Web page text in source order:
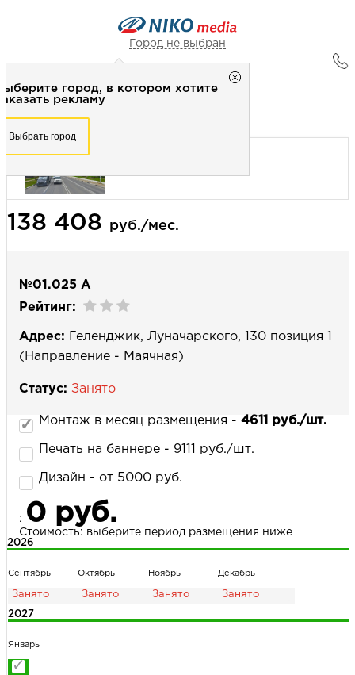
Город не выбран
город, в котором хотите
рекламу
Выбрать город
Город не выбран
Рекламное агентство НИКО-медиа
+7 (3462) 550-877
Выберите свой город
НАПИСАТЬ НАМ
Наружная реклама
Билборд 3х6 (сторона А) - Статика
138 408 руб./мес.
№01.025 А
Рейтинг:
Адрес: Геленджик, Луначарского, 130 позиция 1
(Направление - Маячная)
Статус: Занято
Монтаж в месяц размещения - 4611 руб./шт.
Печать на баннере - 9111 руб./шт.
Дизайн - от 5000 руб.
: 0 руб.
Стоимость: выберите период размещения ниже
2026
Сентябрь Октябрь Ноябрь Декабрь
2027
Январь